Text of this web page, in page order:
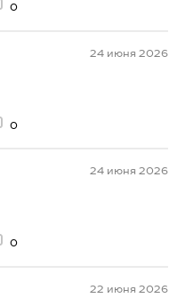
0
24 июня 2026
0
24 июня 2026
0
22 июня 2026